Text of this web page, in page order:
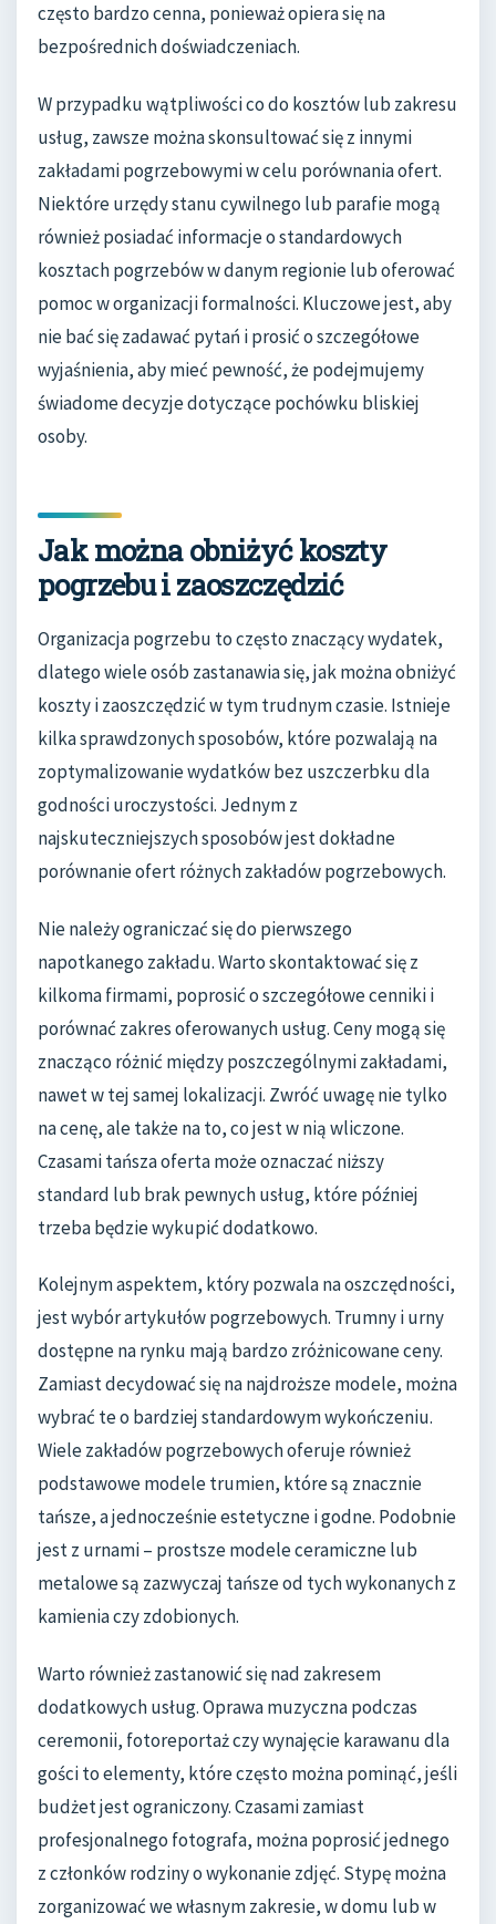
często bardzo cenna, ponieważ opiera się na
bezpośrednich doświadczeniach.
W przypadku wątpliwości co do kosztów lub zakresu
usług, zawsze można skonsultować się z innymi
zakładami pogrzebowymi w celu porównania ofert.
Niektóre urzędy stanu cywilnego lub parafie mogą
również posiadać informacje o standardowych
kosztach pogrzebów w danym regionie lub oferować
pomoc w organizacji formalności. Kluczowe jest, aby
nie bać się zadawać pytań i prosić o szczegółowe
wyjaśnienia, aby mieć pewność, że podejmujemy
świadome decyzje dotyczące pochówku bliskiej
osoby.
Jak można obniżyć koszty
pogrzebu i zaoszczędzić
Organizacja pogrzebu to często znaczący wydatek,
dlatego wiele osób zastanawia się, jak można obniżyć
koszty i zaoszczędzić w tym trudnym czasie. Istnieje
kilka sprawdzonych sposobów, które pozwalają na
zoptymalizowanie wydatków bez uszczerbku dla
godności uroczystości. Jednym z
najskuteczniejszych sposobów jest dokładne
porównanie ofert różnych zakładów pogrzebowych.
Nie należy ograniczać się do pierwszego
napotkanego zakładu. Warto skontaktować się z
kilkoma firmami, poprosić o szczegółowe cenniki i
porównać zakres oferowanych usług. Ceny mogą się
znacząco różnić między poszczególnymi zakładami,
nawet w tej samej lokalizacji. Zwróć uwagę nie tylko
na cenę, ale także na to, co jest w nią wliczone.
Czasami tańsza oferta może oznaczać niższy
standard lub brak pewnych usług, które później
trzeba będzie wykupić dodatkowo.
Kolejnym aspektem, który pozwala na oszczędności,
jest wybór artykułów pogrzebowych. Trumny i urny
dostępne na rynku mają bardzo zróżnicowane ceny.
Zamiast decydować się na najdroższe modele, można
wybrać te o bardziej standardowym wykończeniu.
Wiele zakładów pogrzebowych oferuje również
podstawowe modele trumien, które są znacznie
tańsze, a jednocześnie estetyczne i godne. Podobnie
jest z urnami – prostsze modele ceramiczne lub
metalowe są zazwyczaj tańsze od tych wykonanych z
kamienia czy zdobionych.
Warto również zastanowić się nad zakresem
dodatkowych usług. Oprawa muzyczna podczas
ceremonii, fotoreportaż czy wynajęcie karawanu dla
gości to elementy, które często można pominąć, jeśli
budżet jest ograniczony. Czasami zamiast
profesjonalnego fotografa, można poprosić jednego
z członków rodziny o wykonanie zdjęć. Stypę można
zorganizować we własnym zakresie, w domu lub w